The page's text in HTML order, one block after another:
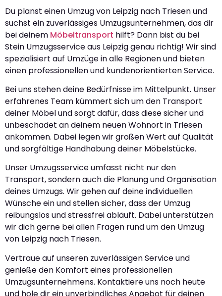
Du planst einen Umzug von Leipzig nach Triesen und
suchst ein zuverlässiges Umzugsunternehmen, das dir
bei deinem Möbeltransport hilft? Dann bist du bei
Stein Umzugsservice aus Leipzig genau richtig! Wir sind
spezialisiert auf Umzüge in alle Regionen und bieten
einen professionellen und kundenorientierten Service.
Bei uns stehen deine Bedürfnisse im Mittelpunkt. Unser
erfahrenes Team kümmert sich um den Transport
deiner Möbel und sorgt dafür, dass diese sicher und
unbeschadet an deinem neuen Wohnort in Triesen
ankommen. Dabei legen wir großen Wert auf Qualität
und sorgfältige Handhabung deiner Möbelstücke.
Unser Umzugsservice umfasst nicht nur den
Transport, sondern auch die Planung und Organisation
deines Umzugs. Wir gehen auf deine individuellen
Wünsche ein und stellen sicher, dass der Umzug
reibungslos und stressfrei abläuft. Dabei unterstützen
wir dich gerne bei allen Fragen rund um den Umzug
von Leipzig nach Triesen.
Vertraue auf unseren zuverlässigen Service und
genieße den Komfort eines professionellen
Umzugsunternehmens. Kontaktiere uns noch heute
und hole dir ein unverbindliches Angebot für deinen